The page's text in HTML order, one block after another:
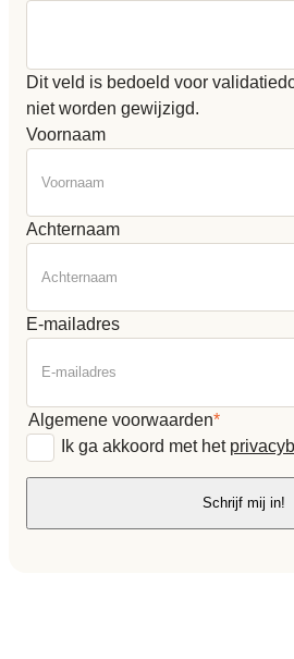
Dit veld is bedoeld voor
niet worden gewijzigd.
Voornaam
Achternaam
E-mailadres
Algemene voorwaarden*
Ik ga akkoord met het
Schrijf mij in!